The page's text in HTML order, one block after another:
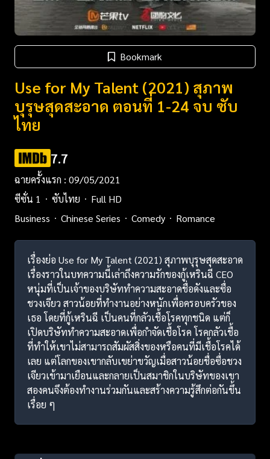
Bookmark
Use for My Talent (2021) สุภาพ
บุรุษสุดสะอาด ตอนที่ 1-24 จบ ซับ
ไทย
7.7
ฉายครั้งแรก : 09/05/2021
ซีซั่น 1
ซับไทย
Full HD
Business
Chinese Series Comedy Romance
เรื่องย่อ Use for My Talent (2021) สุภาพบุรุษสุดสะอาด
เรื่องราวในบทความนี้เล่าถึงความรักของกู้เหรินฉี CEO
หนุ่มที่เป็นเจ้าของบริษัททำความสะอาดชื่อดังและซื่อ
ชวงเจียว สาวน้อยที่ทำงานอย่างหนักเพื่อครอบครัวของ
เธอ โดยที่กู้เหรินฉี เป็นคนที่กลัวเชื้อโรคทุกชนิด แต่ก็
เปิดบริษัททำความสะอาดเพื่อกำจัดเชื้อโรค โรคกลัวเชื้อ
ที่ทำให้เขาไม่สามารถสัมผัสสิ่งของหรือคนที่มีเชื้อโรคได้
เลย แต่โลกของเขากลับเขย่าขวัญเมื่อสาวน้อยชื่อซื่อชวง
เจียวเข้ามาเยือนและกลายเป็นสมาชิกในบริษัทของเขา
สองคนจึงต้องทำงานร่วมกันและสร้างความรู้สึกต่อกันขึ้น
เรื่อย ๆ